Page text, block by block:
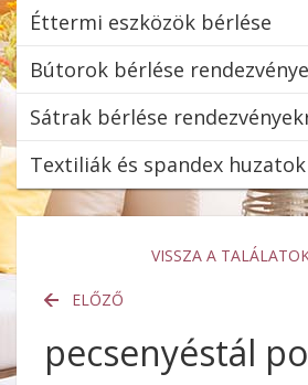
Éttermi eszközök bérlése
Bútorok bérlése
Sátrak bérlése
Textiliák és spandex
VISSZA A
ELŐZŐ
pecsenyéstál